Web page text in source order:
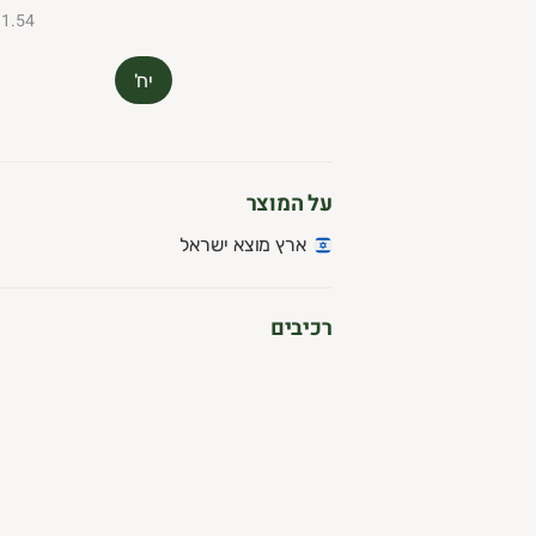
₪1.54 ל-
יח'
על המוצר
ארץ מוצא ישראל
רכיבים